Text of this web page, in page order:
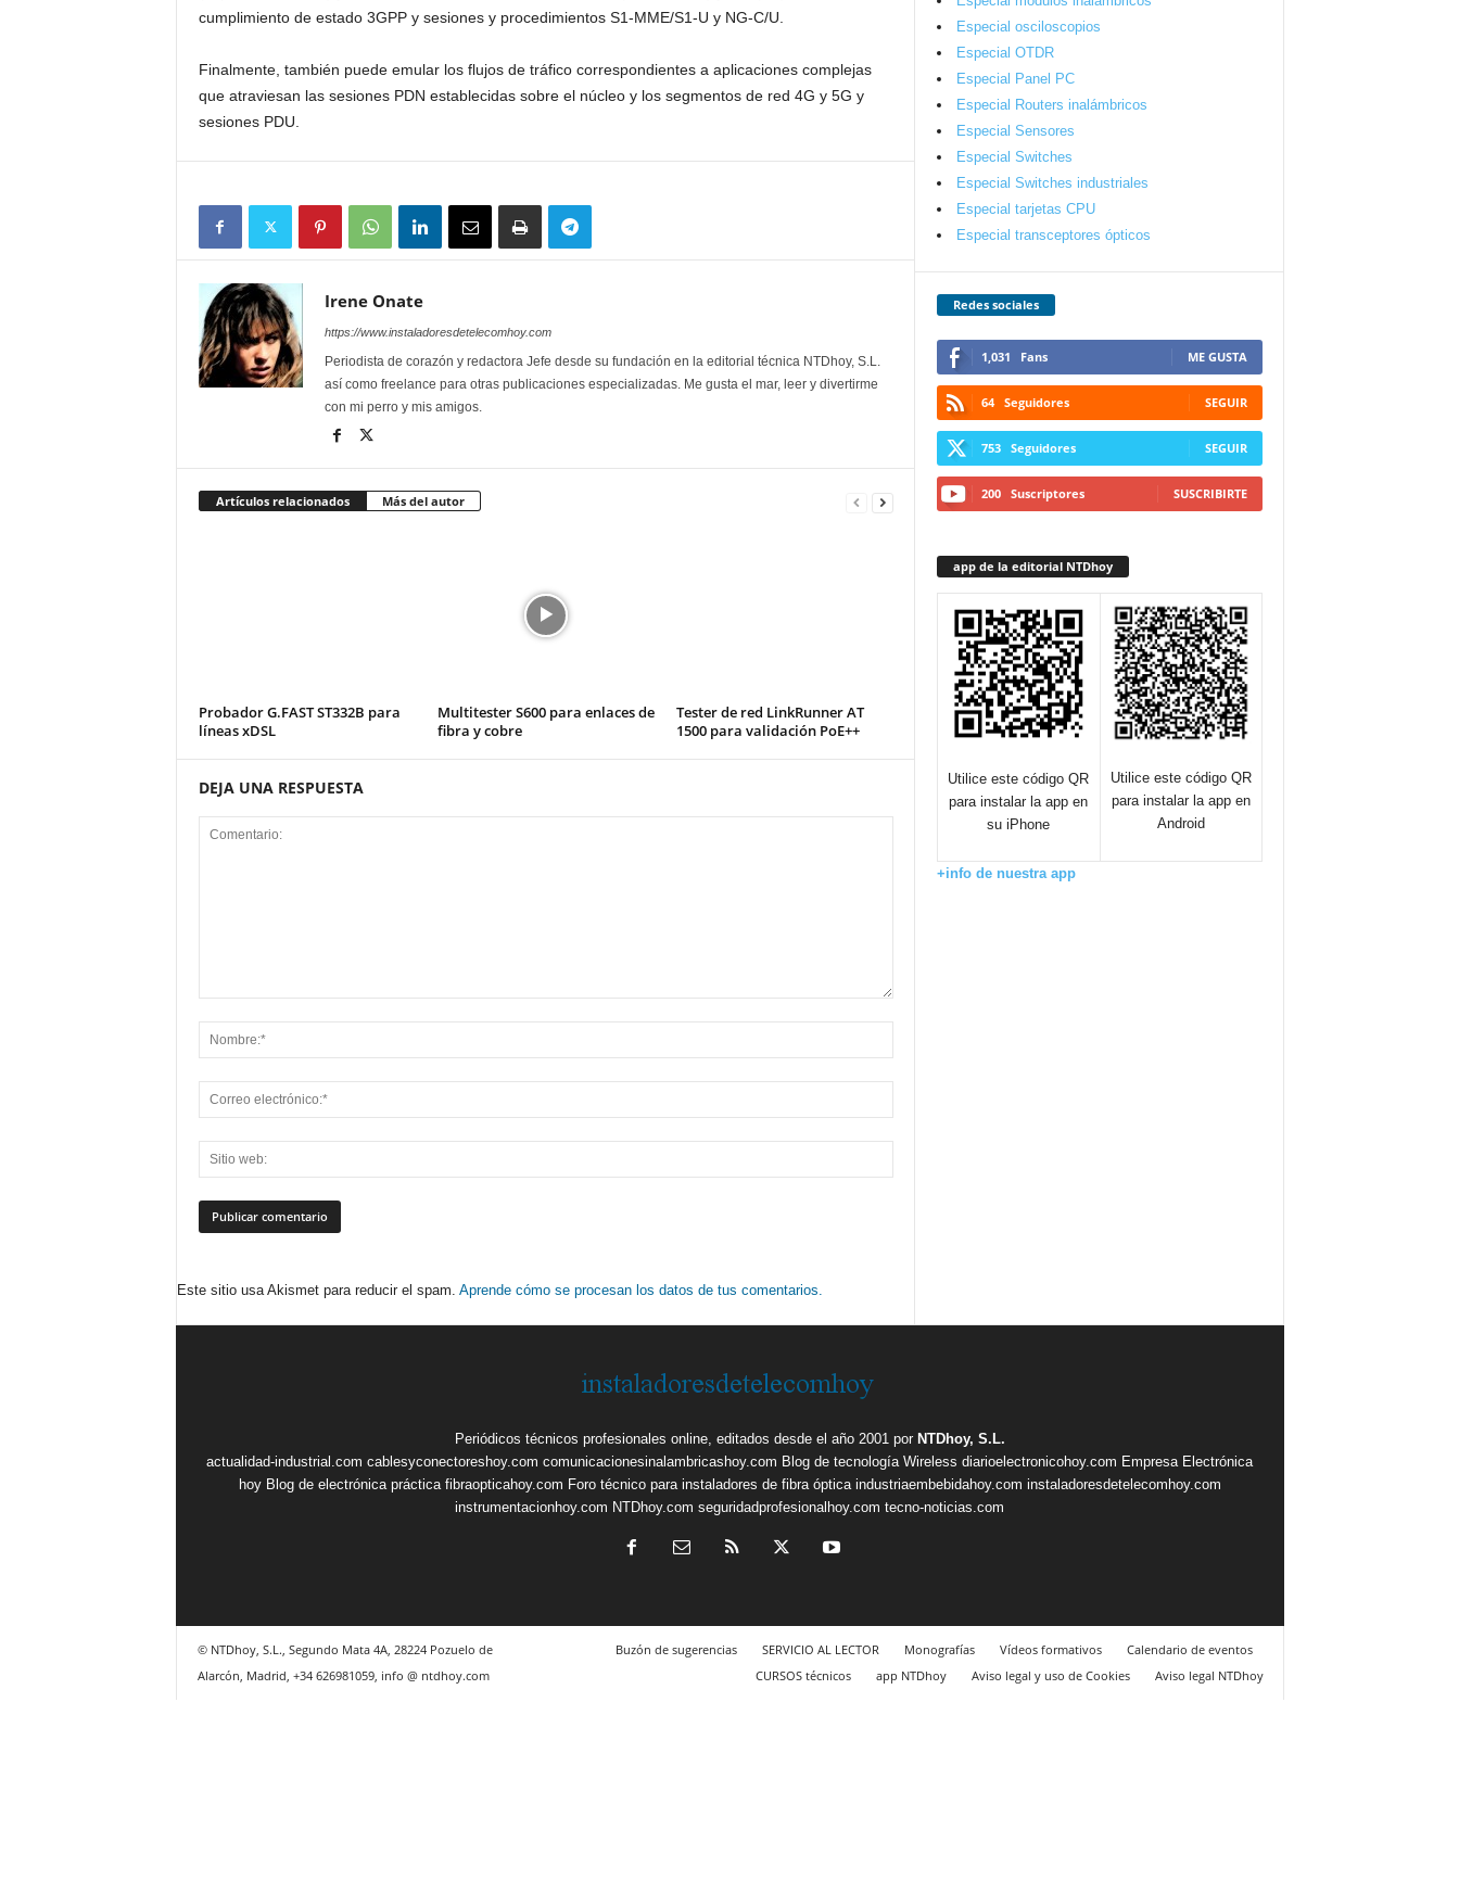
cumplimiento de estado 3GPP y sesiones y procedimientos S1-MME/S1-U y NG-C/U.
Finalmente, también puede emular los flujos de tráfico correspondientes a aplicaciones complejas
que atraviesan las sesiones PDN establecidas sobre el núcleo y los segmentos de red 4G y 5G y
sesiones PDU.
Irene Onate
https://www.instaladoresdetelecomhoy.com
Periodista de corazón y redactora Jefe desde su fundación en la editorial técnica NTDhoy, S.L.
así como freelance para otras publicaciones especializadas. Me gusta el mar, leer y divertirme
con mi perro y mis amigos.
Artículos relacionados Más del autor
Probador G.FAST ST332B para
líneas xDSL
Multitester S600 para enlaces de
fibra y cobre
Tester de red LinkRunner AT
1500 para validación PoE++
DEJA UNA RESPUESTA
Este sitio usa Akismet para reducir el spam. Aprende cómo se procesan los datos de tus comentarios.
Especial osciloscopios
Especial OTDR
Especial Panel PC
Especial Routers inalámbricos
Especial Sensores
Especial Switches
Especial Switches industriales
Especial tarjetas CPU
Especial transceptores ópticos
Redes sociales
1,031 Fans ME GUSTA
64 Seguidores SEGUIR
753 Seguidores SEGUIR
200 Suscriptores SUSCRIBIRTE
app de la editorial NTDhoy
Utilice este código QR
para instalar la app en
su iPhone
Utilice este código QR
para instalar la app en
Android
+info de nuestra app
Periódicos técnicos profesionales online, editados desde el año 2001 por NTDhoy, S.L.
actualidad-industrial.com cablesyconectoreshoy.com comunicacionesinalambricashoy.com Blog de tecnología Wireless diarioelectronicohoy.com Empresa Electrónica
hoy Blog de electrónica práctica fibraopticahoy.com Foro técnico para instaladores de fibra óptica industriaembebidahoy.com instaladoresdetelecomhoy.com
instrumentacionhoy.com NTDhoy.com seguridadprofesionalhoy.com tecno-noticias.com
Buzón de sugerencias SERVICIO AL LECTOR Monografías Vídeos formativos
Calendario de eventos
CURSOS técnicos
app NTDhoy Aviso legal y uso de Cookies Aviso legal NTDhoy
© NTDhoy, S.L., Segundo Mata 4A, 28224 Pozuelo de
Alarcón, Madrid, +34 626981059, info @ ntdhoy.com